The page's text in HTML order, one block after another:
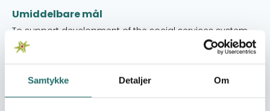
Samtykke Detaljer Om
Umiddelbare mål
To support development of the social services system
for children with disabilities and their families in the
Målgrupper
Three target groups 1) Children with disability and their